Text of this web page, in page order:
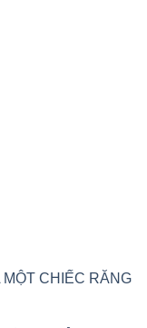
CHIẾC RĂNG